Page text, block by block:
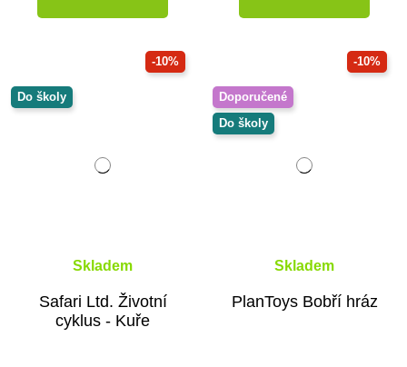
-10%
Do školy
Skladem
Safari Ltd. Životní
cyklus - Kuře
-10%
Doporučené
Do školy
Skladem
PlanToys Bobří hráz